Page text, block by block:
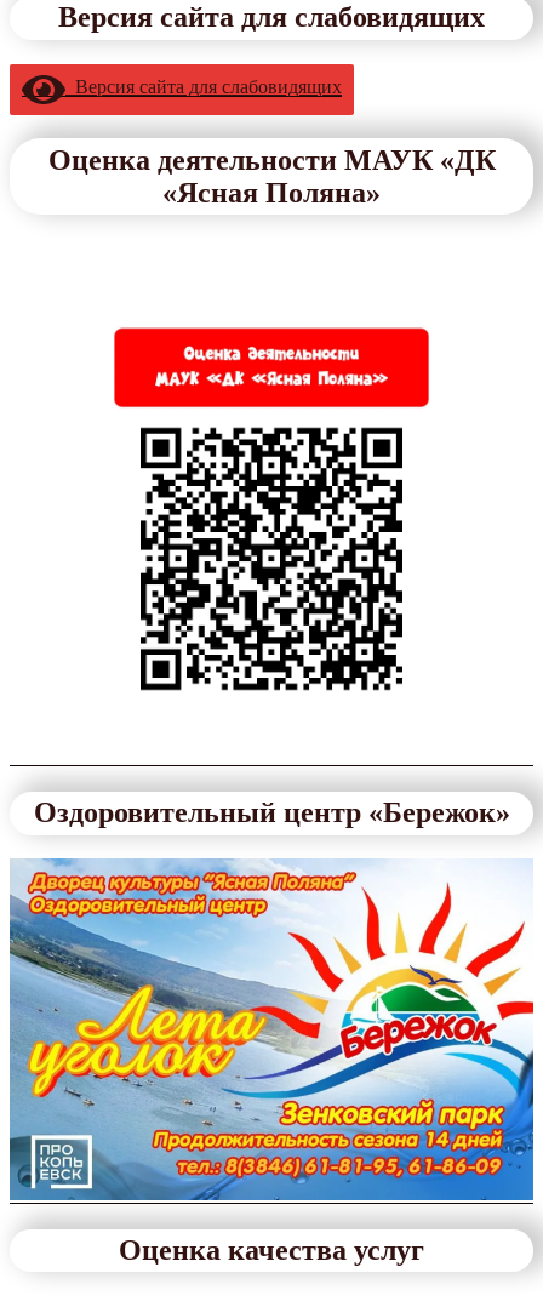
Версия сайта для слабовидящих
Версия сайта для слабовидящих
Оценка деятельности МАУК «ДК
«Ясная Поляна»
Оздоровительный центр «Бережок»
Оценка качества услуг